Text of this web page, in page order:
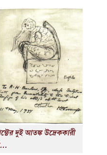
দুই আতঙ্ক উদ্রেককারী